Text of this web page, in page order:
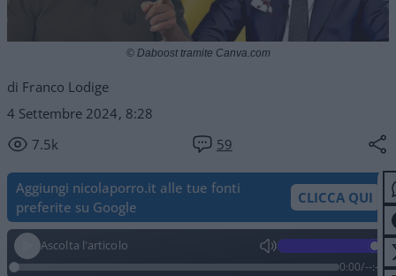
di Franco Lodige
4 Settembre 2024, 8:28
7.5k
59
© Daboost tramite Canva.com
Aggiungi nicolaporro.it alle tue fonti
preferite su Google
CLICCA QUI
Ascolta l'articolo
0:00/--:--